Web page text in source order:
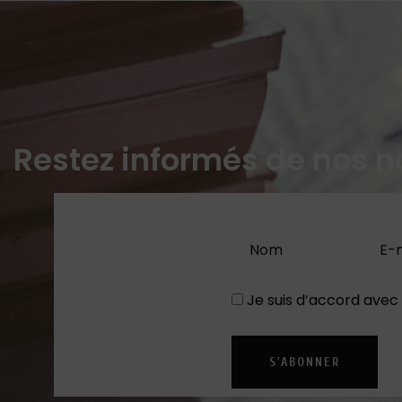
Restez informés de nos
Je suis d’accord avec
S'ABONNER